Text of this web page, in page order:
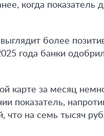
, когда показатель
более
года банки
карте за месяц
показатель,
что на семь тысяч